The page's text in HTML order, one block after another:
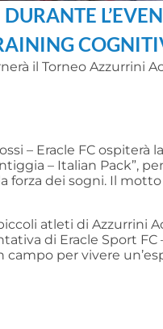
il Torneo Azzurrini
– Eracle FC ospiterà
– Italian Pack”,
forza dei sogni. Il
atleti di Azzurrini
di Eracle Sport FC
per vivere